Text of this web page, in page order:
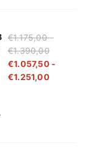
€1.175,00 -
€1.390,00
€1.175,00
tot
€1.390,00
€1.057,50 -
€1.251,00
€1.057,50
tot
€1.251,00